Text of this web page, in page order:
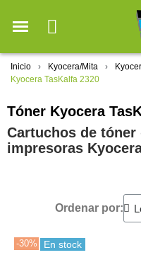
Inicio Kyocera/Mita
Kyocera TasKalfa 2320
Tóner Kyocera
Cartuchos de
impresoras
Ordenar por:
-30% En stock